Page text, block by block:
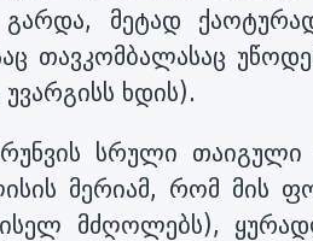
მეტად
თავკომბალასაც
ხდის).
სრული თაიგული
მერიამ, რომ მის
მძღოლებს),